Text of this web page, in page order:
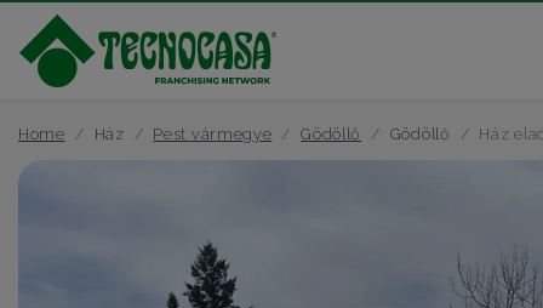
Home Ház Pest vármegye Gödöllő Gödöllő Ház